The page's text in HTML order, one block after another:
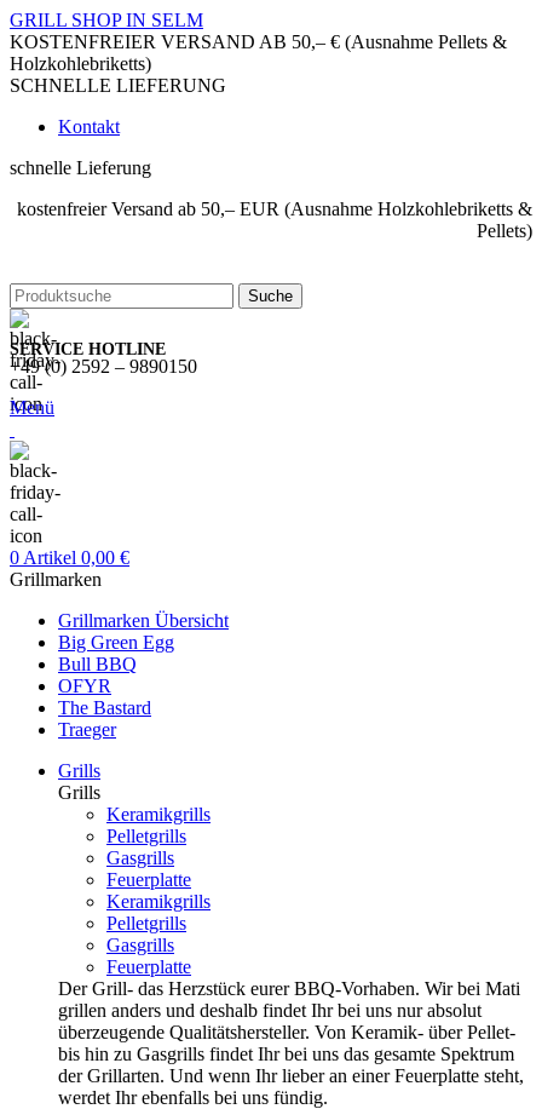
GRILL SHOP IN SELM
KOSTENFREIER VERSAND AB 50,– € (Ausnahme Pellets &
Holzkohlebriketts)
SCHNELLE LIEFERUNG
Kontakt
schnelle Lieferung
kostenfreier Versand ab 50,– EUR (Ausnahme Holzkohlebriketts &
Pellets)
Suche
SERVICE HOTLINE
+49 (0) 2592 – 9890150
Menü
0 Artikel 0,00 €
Grillmarken
Grillmarken Übersicht
Big Green Egg
Bull BBQ
OFYR
The Bastard
Traeger
Grills
Grills
Keramikgrills
Pelletgrills
Gasgrills
Feuerplatte
Keramikgrills
Pelletgrills
Gasgrills
Feuerplatte
Der Grill- das Herzstück eurer BBQ-Vorhaben. Wir bei Mati
grillen anders und deshalb findet Ihr bei uns nur absolut
überzeugende Qualitätshersteller. Von Keramik- über Pellet-
bis hin zu Gasgrills findet Ihr bei uns das gesamte Spektrum
der Grillarten. Und wenn Ihr lieber an einer Feuerplatte steht,
werdet Ihr ebenfalls bei uns fündig.